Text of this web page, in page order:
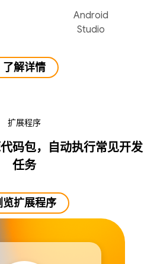
Android
Studio
了解详情
扩展程序
码包，自动执行常见开发
任务
览扩展程序